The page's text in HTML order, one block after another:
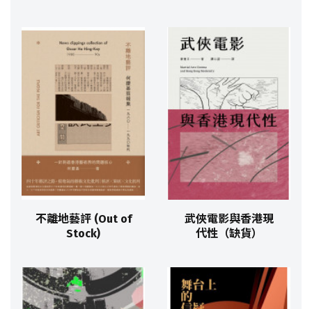
不離地藝評 (Out of
Stock)
武俠電影與香港現
代性（缺貨）